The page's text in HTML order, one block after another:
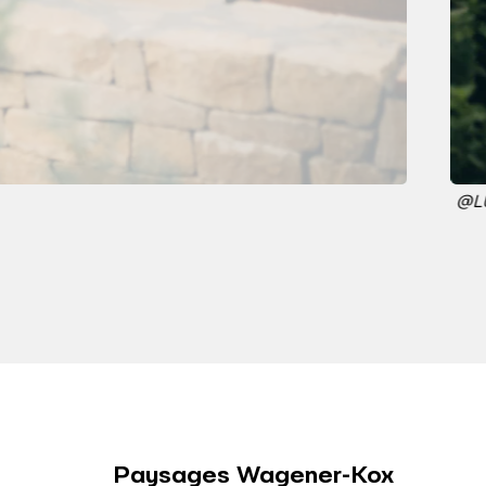
Paysages Wagener-Kox